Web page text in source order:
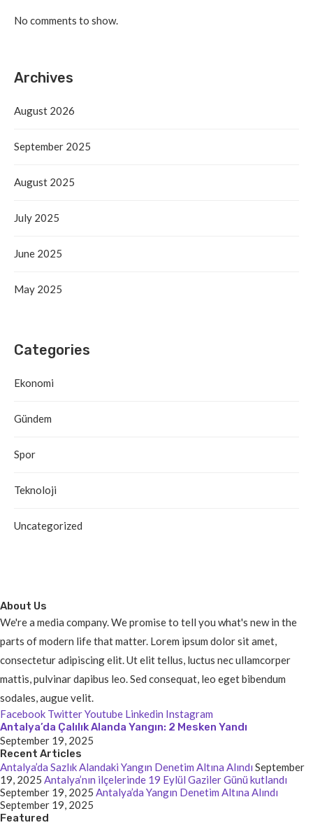
No comments to show.
Archives
August 2026
September 2025
August 2025
July 2025
June 2025
May 2025
Categories
Ekonomi
Gündem
Spor
Teknoloji
Uncategorized
About Us
We're a media company. We promise to tell you what's new in the
parts of modern life that matter. Lorem ipsum dolor sit amet,
consectetur adipiscing elit. Ut elit tellus, luctus nec ullamcorper
mattis, pulvinar dapibus leo. Sed consequat, leo eget bibendum
sodales, augue velit.
Facebook TwitterYoutube Linkedin Instagram
Antalya’da Çalılık Alanda Yangın: 2 Mesken Yandı
September 19, 2025
Recent Articles
Antalya’da Sazlık Alandaki Yangın Denetim Altına Alındı September
19, 2025 Antalya’nın ilçelerinde 19 Eylül Gaziler Günü kutlandı
September 19, 2025 Antalya’da Yangın Denetim Altına Alındı
September 19, 2025
Featured